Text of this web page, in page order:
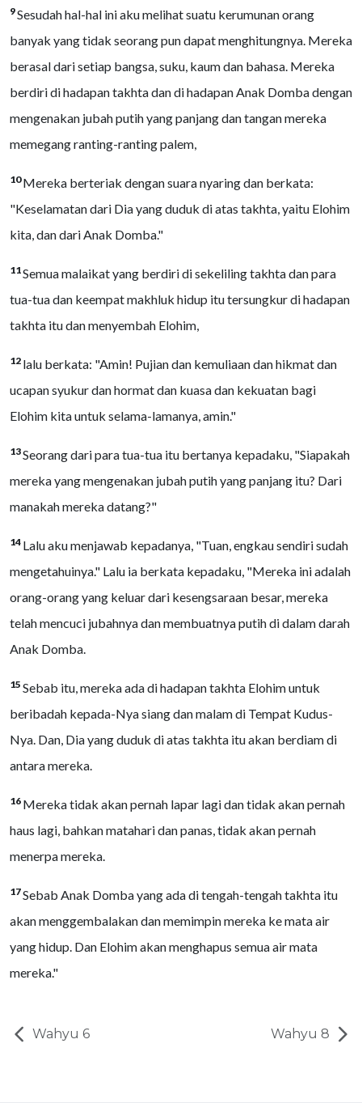
9Sesudah hal-hal ini aku melihat suatu kerumunan orang
banyak yang tidak seorang pun dapat menghitungnya. Mereka
berasal dari setiap bangsa, suku, kaum dan bahasa. Mereka
berdiri di hadapan takhta dan di hadapan Anak Domba dengan
mengenakan jubah putih yang panjang dan tangan mereka
memegang ranting-ranting palem,
10Mereka berteriak dengan suara nyaring dan berkata:
"Keselamatan dari Dia yang duduk di atas takhta, yaitu Elohim
kita, dan dari Anak Domba."
11Semua malaikat yang berdiri di sekeliling takhta dan para
tua-tua dan keempat makhluk hidup itu tersungkur di hadapan
takhta itu dan menyembah Elohim,
12 lalu berkata: "Amin! Pujian dan kemuliaan dan hikmat dan
ucapan syukur dan hormat dan kuasa dan kekuatan bagi
Elohim kita untuk selama-lamanya, amin."
13Seorang dari para tua-tua itu bertanya kepadaku, "Siapakah
mereka yang mengenakan jubah putih yang panjang itu? Dari
manakah mereka datang?"
14 Lalu aku menjawab kepadanya, "Tuan, engkau sendiri sudah
mengetahuinya." Lalu ia berkata kepadaku, "Mereka ini adalah
orang-orang yang keluar dari kesengsaraan besar, mereka
telah mencuci jubahnya dan membuatnya putih di dalam darah
Anak Domba.
15 Sebab itu, mereka ada di hadapan takhta Elohim untuk
beribadah kepada-Nya siang dan malam di Tempat Kudus-
Nya. Dan, Dia yang duduk di atas takhta itu akan berdiam di
antara mereka.
16 Mereka tidak akan pernah lapar lagi dan tidak akan pernah
haus lagi, bahkan matahari dan panas, tidak akan pernah
menerpa mereka.
17Sebab Anak Domba yang ada di tengah-tengah takhta itu
akan menggembalakan dan memimpin mereka ke mata air
yang hidup. Dan Elohim akan menghapus semua air mata
mereka."
Wahyu 6 Wahyu 8